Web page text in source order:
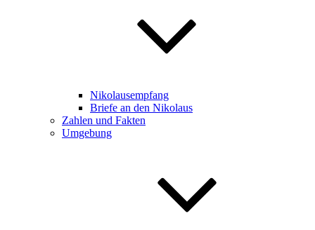
Nikolausempfang
Briefe an den Nikolaus
Zahlen und Fakten
Umgebung